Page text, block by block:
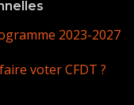
2023-2027
voter CFDT ?